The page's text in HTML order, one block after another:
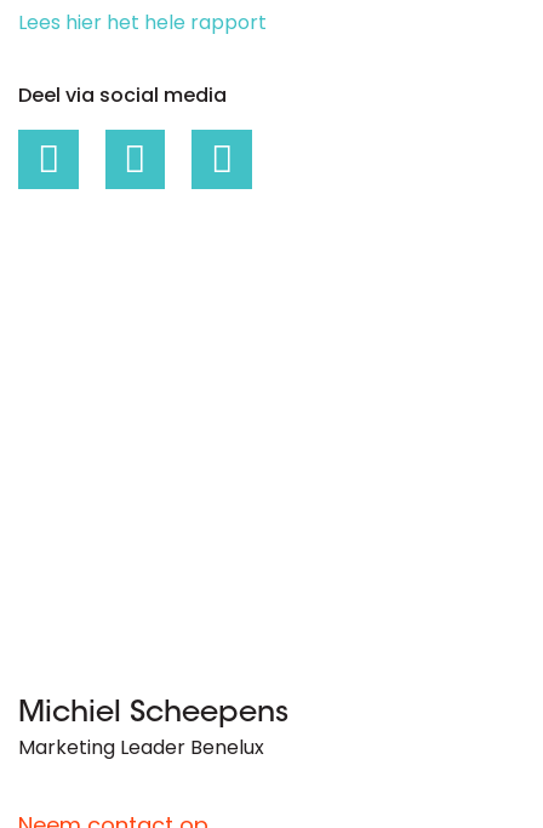
Lees hier het hele rapport
Deel via social media
Michiel Scheepens
Marketing Leader Benelux